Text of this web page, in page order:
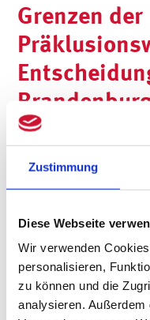
Zustimmung
Diese Webseite
Wir verwenden
personalisieren,
zu können und die
analysieren.
Grenzen der
2022
Von der
Ansprüche
Prüfung der von